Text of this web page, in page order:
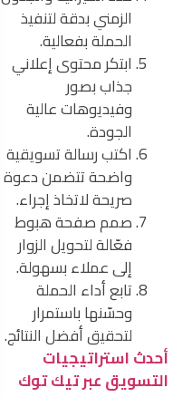
الزمني بدقة لتنفيذ
الحملة بفعالية.
ابتكر محتوى إعلاني
جذاب بصور
وفيديوهات عالية
الجودة.
اكتب رسالة تسويقية
واضحة تتضمن دعوة
صريحة لاتخاذ إجراء.
صمم صفحة هبوط
فعّالة لتحويل الزوار
إلى عملاء بسهولة.
تابع أداء الحملة
وحسّنها باستمرار
لتحقيق أفضل النتائج.
أحدث استراتيجيات
التسويق عبر تيك توك